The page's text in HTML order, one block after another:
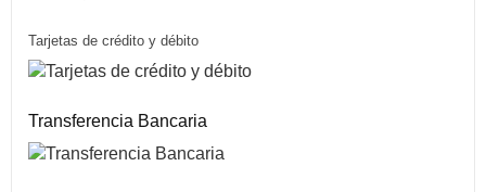
Tarjetas de crédito y débito
Transferencia Bancaria